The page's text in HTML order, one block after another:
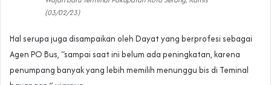
(03/02/23)
Hal serupa juga disampaikan oleh Dayat yang berprofesi sebagai
Agen PO Bus, “sampai saat ini belum ada peningkatan, karena
penumpang banyak yang lebih memilih menunggu bis di Teminal